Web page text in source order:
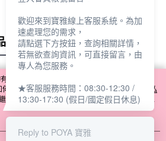
全站排行
關本網站使用 cookie 方式之詳情，及若您不希
變更電腦的 cookie 設定，請參閱本網站「
隱私
續使用本網站即表示您同意本公司得按本網站使
。
歡迎來到寶雅線上客服系統。為加
速處理您的需求，
請點選下方按鈕，查詢相關詳情，
若無欲查詢資訊，可直接留言，由
專人為您服務。
★客服服務時間：08:30-12:30 /
13:30-17:30 (假日/國定假日休息)
Reply to POYA 寶雅